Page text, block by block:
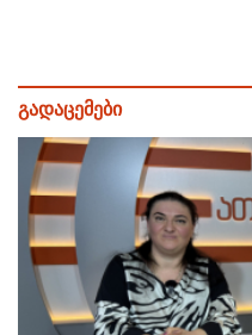
გადაცემები